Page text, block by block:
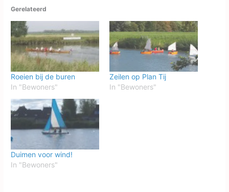
Gerelateerd
Roeien bij de buren
In "Bewoners"
Zeilen op Plan Tij
In "Bewoners"
Duimen voor wind!
In "Bewoners"